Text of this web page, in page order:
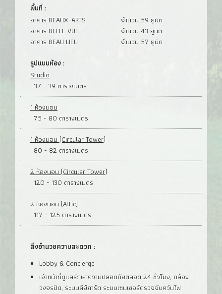
พื้นที่ :
อาคาร BEAUX-ARTS
จำนวน 59 ยูนิต
อาคาร BELLE VUE
จำนวน 43 ยูนิต
อาคาร BEAU LIEU
จำนวน 57 ยูนิต
รูปแบบห้อง :
Studio
: 37 - 39 ตารางเมตร
1 ห้องนอน
: 75 - 80 ตารางเมตร
1 ห้องนอน (Circular Tower)
: 80 - 82 ตารางเมตร
2 ห้องนอน (Circular Tower)
: 120 - 130 ตารางเมตร
2 ห้องนอน (Attic)
: 117 - 125 ตารางเมตร
สิ่งอำนวยความสะดวก :
Lobby & Concierge
เจ้าหน้าที่ดูแลรักษาความปลอดภัยตลอด 24 ชั่วโมง, กล้อง
วงจรปิด, ระบบคีย์การ์ด ระบบเซนเซอร์ตรวจจับควันไฟ